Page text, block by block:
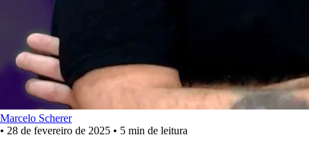
Marcelo Scherer
• 28 de fevereiro de 2025 • 5 min de leitura